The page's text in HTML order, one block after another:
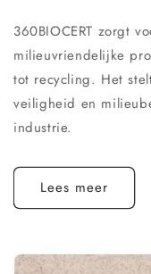
360BIOCERT zorgt
milieuvriendelijke
tot recycling. Het
veiligheid en
industrie.
Lees meer